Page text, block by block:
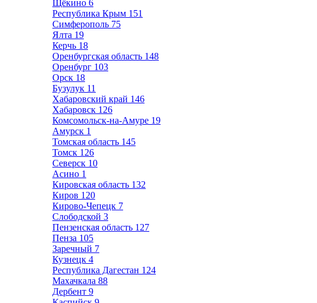
Щёкино 6
Республика Крым 151
Симферополь 75
Ялта 19
Керчь 18
Оренбургская область 148
Оренбург 103
Орск 18
Бузулук 11
Хабаровский край 146
Хабаровск 126
Комсомольск-на-Амуре 19
Амурск 1
Томская область 145
Томск 126
Северск 10
Асино 1
Кировская область 132
Киров 120
Кирово-Чепецк 7
Слободской 3
Пензенская область 127
Пенза 105
Заречный 7
Кузнецк 4
Республика Дагестан 124
Махачкала 88
Дербент 9